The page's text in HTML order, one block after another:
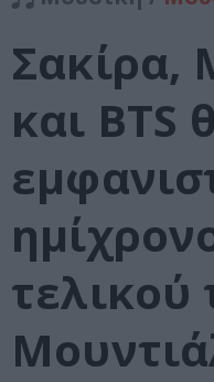
Σακίρα,
και BTS
τελικού